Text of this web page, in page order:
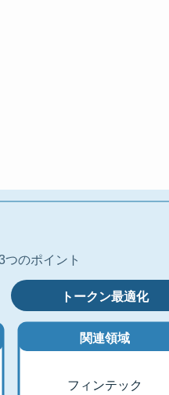
つのポイント
トークン最適化
関連領域
フィンテック